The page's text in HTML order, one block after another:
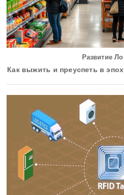
Развитие
Как выжить и преуспеть в